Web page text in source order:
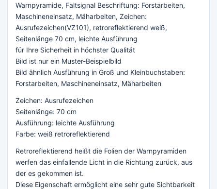
Warnpyramide, Faltsignal Beschriftung: Forstarbeiten,
Maschineneinsatz, Mäharbeiten, Zeichen:
Ausrufezeichen(VZ101), retroreflektierend weiß,
Seitenlänge 70 cm, leichte Ausführung
für Ihre Sicherheit in höchster Qualität
Bild ist nur ein Muster-Beispielbild
Bild ähnlich Ausführung in Groß und Kleinbuchstaben:
Forstarbeiten, Maschineneinsatz, Mäharbeiten
Zeichen: Ausrufezeichen
Seitenlänge: 70 cm
Ausführung: leichte Ausführung
Farbe: weiß retroreflektierend
Retroreflektierend heißt die Folien der Warnpyramiden
werfen das einfallende Licht in die Richtung zurück, aus
der es gekommen ist.
Diese Eigenschaft ermöglicht eine sehr gute Sichtbarkeit